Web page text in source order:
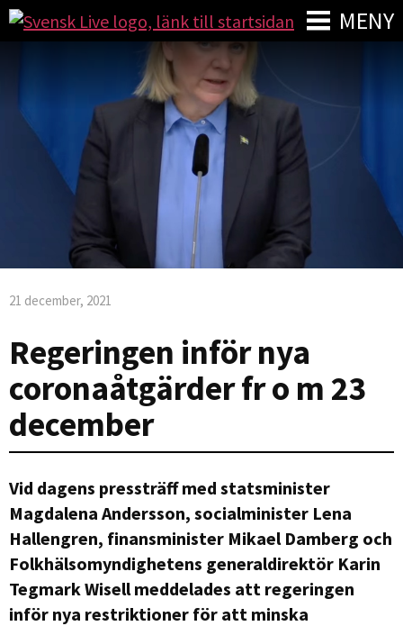
MENY
21 december, 2021
Regeringen inför nya
coronaåtgärder fr o m 23
december
Vid dagens pressträff med statsminister
Magdalena Andersson, socialminister Lena
Hallengren, finansminister Mikael Damberg och
Folkhälsomyndighetens generaldirektör Karin
Tegmark Wisell meddelades att regeringen
inför nya restriktioner för att minska